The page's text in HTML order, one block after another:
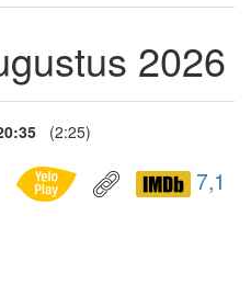
2026
(2:25)
7,1